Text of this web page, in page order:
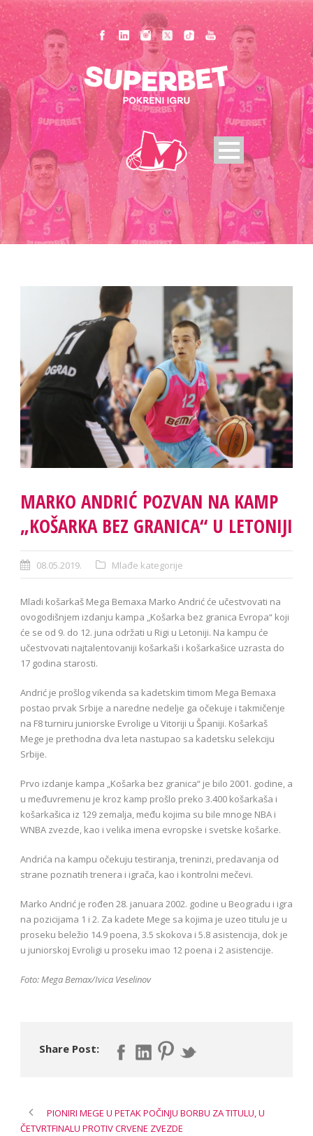
MARKO ANDRIĆ POZVAN NA KAMP
„KOŠARKA BEZ GRANICA“ U LETONIJI
08.05.2019. Mlađe kategorije
Mladi košarkaš Mega Bemaxa Marko Andrić će učestvovati na
ovogodišnjem izdanju kampa „Košarka bez granica Evropa“ koji
će se od 9. do 12. juna održati u Rigi u Letoniji. Na kampu će
učestvovati najtalentovaniji košarkaši i košarkašice uzrasta do
17 godina starosti.
Andrić je prošlog vikenda sa kadetskim timom Mega Bemaxa
postao prvak Srbije a naredne nedelje ga očekuje i takmičenje
na F8 turniru juniorske Evrolige u Vitoriji u Španiji. Košarkaš
Mege je prethodna dva leta nastupao sa kadetsku selekciju
Srbije.
Prvo izdanje kampa „Košarka bez granica“ je bilo 2001. godine, a
u međuvremenu je kroz kamp prošlo preko 3.400 košarkaša i
košarkašica iz 129 zemalja, među kojima su bile mnoge NBA i
WNBA zvezde, kao i velika imena evropske i svetske košarke.
Andrića na kampu očekuju testiranja, treninzi, predavanja od
strane poznatih trenera i igrača, kao i kontrolni mečevi.
Marko Andrić je rođen 28. januara 2002. godine u Beogradu i igra
na pozicijama 1 i 2. Za kadete Mege sa kojima je uzeo titulu je u
proseku beležio 14.9 poena, 3.5 skokova i 5.8 asistencija, dok je
u juniorskoj Evroligi u proseku imao 12 poena i 2 asistencije.
Foto: Mega Bemax/Ivica Veselinov
Share Post:
PIONIRI MEGE U PETAK POČINJU BORBU ZA TITULU, U
ČETVRTFINALU PROTIV CRVENE ZVEZDE